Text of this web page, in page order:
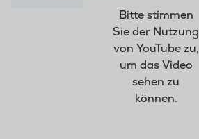
Bitte stimmen
Sie der Nutzung
von YouTube zu,
um das Video
sehen zu
können.